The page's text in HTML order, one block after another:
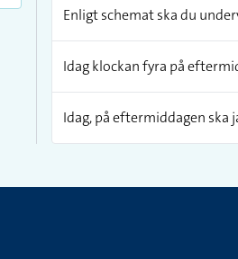
Enligt schemat ska du
Idag klockan fyra på
Idag, på eftermiddagen ska